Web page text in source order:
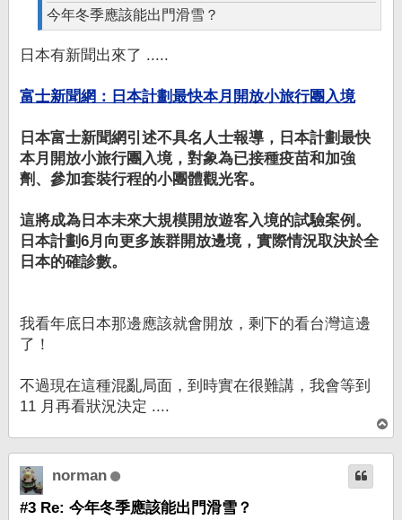
今年冬季應該能出門滑雪？
日本有新聞出來了 .....
富士新聞網：日本計劃最快本月開放小旅行團入境
日本富士新聞網引述不具名人士報導，日本計劃最快
本月開放小旅行團入境，對象為已接種疫苗和加強
劑、參加套裝行程的小團體觀光客。
這將成為日本未來大規模開放遊客入境的試驗案例。
日本計劃6月向更多族群開放邊境，實際情況取決於全
日本的確診數。
我看年底日本那邊應該就會開放，剩下的看台灣這邊
了！
不過現在這種混亂局面，到時實在很難講，我會等到
11 月再看狀況決定 ....
頂
端
norman
#3 Re: 今年冬季應該能出門滑雪？